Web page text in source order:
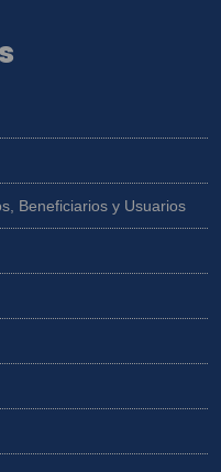
Beneficiarios y Usuarios